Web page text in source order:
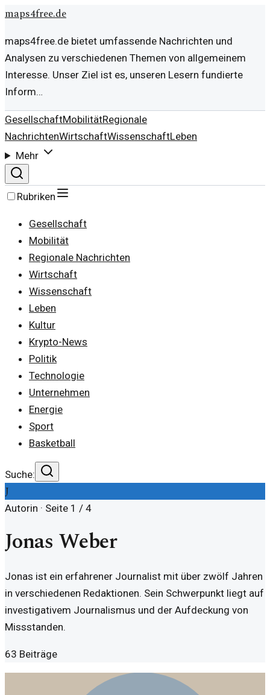
maps4free.de
maps4free.de bietet umfassende Nachrichten und
Analysen zu verschiedenen Themen von allgemeinem
Interesse. Unser Ziel ist es, unseren Lesern fundierte
Inform…
GesellschaftMobilitätRegionale
NachrichtenWirtschaftWissenschaftLeben
Mehr
Rubriken
Gesellschaft
Mobilität
Regionale Nachrichten
Wirtschaft
Wissenschaft
Leben
Kultur
Krypto-News
Politik
Technologie
Unternehmen
Energie
Sport
Basketball
Suche:
J
Autorin · Seite 1 / 4
Jonas Weber
Jonas ist ein erfahrener Journalist mit über zwölf Jahren
in verschiedenen Redaktionen. Sein Schwerpunkt liegt auf
investigativem Journalismus und der Aufdeckung von
Missstanden.
63 Beiträge